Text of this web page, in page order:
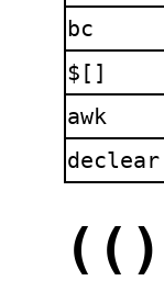
bc
$[]
awk
declear